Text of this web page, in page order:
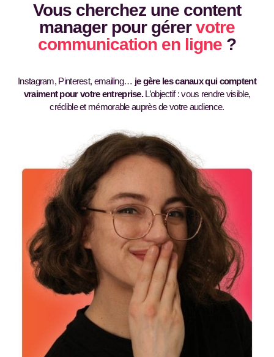
Vous cherchez une content
manager pour gérervotre
communication en ligne ?
Instagram, Pinterest, emailing… je gère les canaux qui comptent
vraiment pour votre entreprise.L’objectif : vous rendre visible,
crédible et mémorable auprès de votre audience.